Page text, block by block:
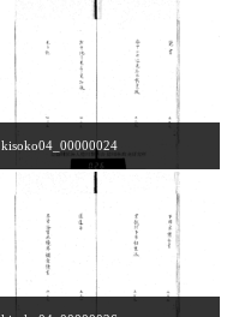
kisoko04_00000024